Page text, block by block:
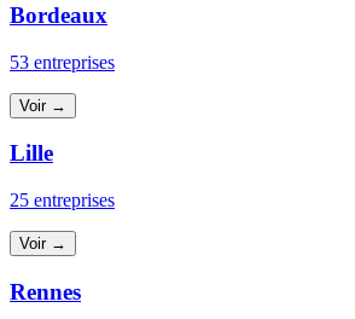
Bordeaux
53 entreprises
Voir →
Lille
25 entreprises
Voir →
Rennes